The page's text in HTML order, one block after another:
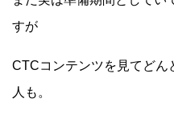
すが
CTCコンテンツを見てどん
人も。